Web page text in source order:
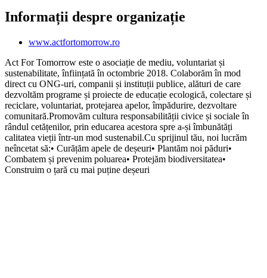
Informații despre organizație
www.actfortomorrow.ro
Act For Tomorrow este o asociație de mediu, voluntariat și
sustenabilitate, înființată în octombrie 2018. Colaborăm în mod
direct cu ONG-uri, companii și instituții publice, alături de care
dezvoltăm programe și proiecte de educație ecologică, colectare și
reciclare, voluntariat, protejarea apelor, împădurire, dezvoltare
comunitară.Promovăm cultura responsabilității civice și sociale în
rândul cetățenilor, prin educarea acestora spre a-și îmbunătăți
calitatea vieții într-un mod sustenabil.Cu sprijinul tău, noi lucrăm
neîncetat să:• Curățăm apele de deșeuri• Plantăm noi păduri•
Combatem și prevenim poluarea• Protejăm biodiversitatea•
Construim o țară cu mai puține deșeuri